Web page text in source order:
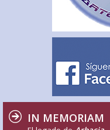
IN MEMORIAM